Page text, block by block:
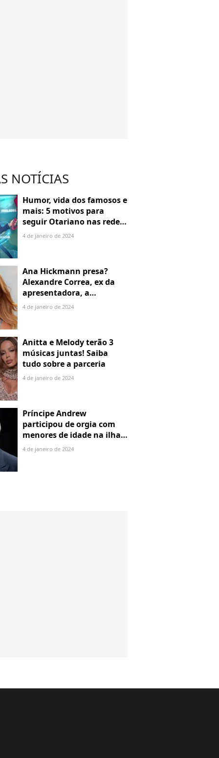
NOTÍCIAS
Humor, vida dos famosos e
mais: 5 motivos para
seguir Otariano nas redes
sociais
4 de janeiro de 2024
Ana Hickmann presa?
Alexandre Correa, ex da
apresentadora, a
denuncia por alienação
4 de janeiro de 2024
Anitta e Melody terão 3
músicas juntas! Saiba
tudo sobre a parceria
4 de janeiro de 2024
Príncipe Andrew
participou de orgia com
menores de idade na ilha
de Jeffrey Epstein, chefe de
4 de janeiro de 2024